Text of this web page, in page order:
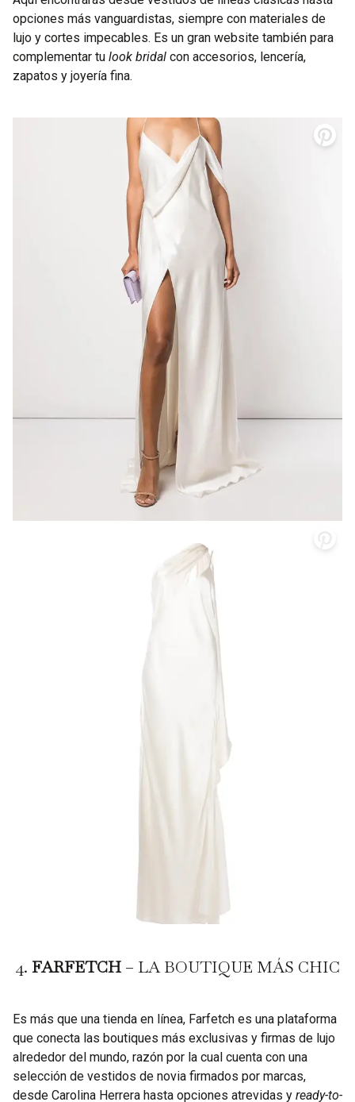
opciones más vanguardistas, siempre con materiales de
lujo y cortes impecables. Es un gran website también para
complementar tu look bridal con accesorios, lencería,
zapatos y joyería fina.
4. FARFETCH – LA BOUTIQUE MÁS CHIC
Es más que una tienda en línea, Farfetch es una plataforma
que conecta las boutiques más exclusivas y firmas de lujo
alrededor del mundo, razón por la cual cuenta con una
selección de vestidos de novia firmados por marcas,
desde Carolina Herrera hasta opciones atrevidas y ready-to-